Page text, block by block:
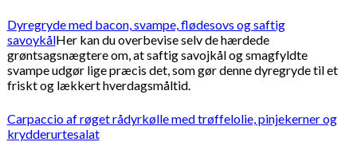
Dyregryde med bacon, svampe, flødesovs og saftig
savoykålHer kan du overbevise selv de hærdede
grøntsagsnægtere om, at saftig savojkål og smagfyldte
svampe udgør lige præcis det, som gør denne dyregryde til et
friskt og lækkert hverdagsmåltid.
Carpaccio af røget rådyrkølle med trøffelolie, pinjekerner og
krydderurtesalat